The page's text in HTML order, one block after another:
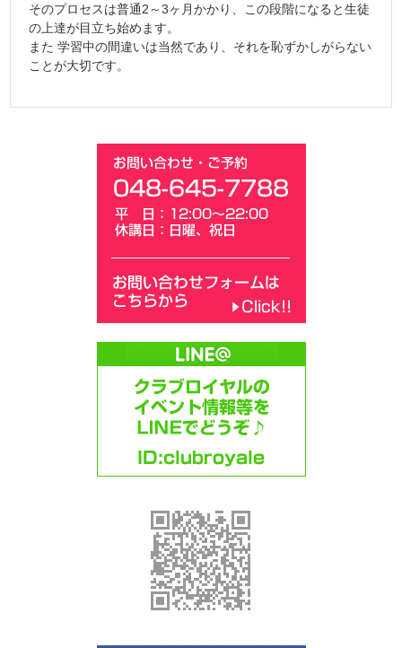
そのプロセスは普通2～3ヶ月かかり、この段階になると生徒
の上達が目立ち始めます。
また 学習中の間違いは当然であり、それを恥ずかしがらない
ことが大切です。